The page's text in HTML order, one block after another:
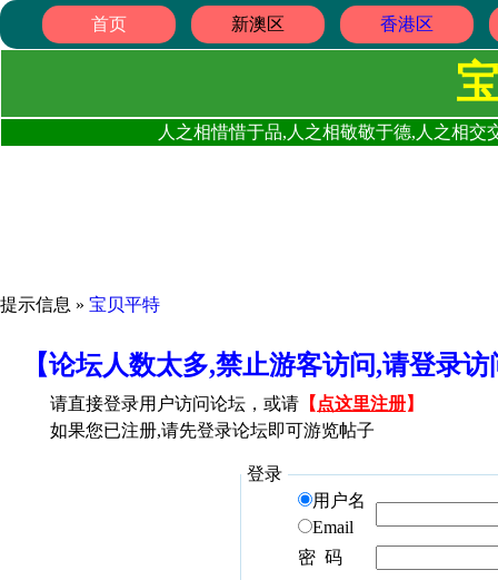
首页 新澳区 香港区
人之相惜惜于品,人之相敬敬于德,人之相
提示信息 » 宝贝平特
【论坛人数太多,禁止游客访问,请登录
请直接登录用户访问论坛，或请 【 点这里注册】
如果您已注册,请先登录论坛即可游览帖子
登录
用户名
Email
密 码